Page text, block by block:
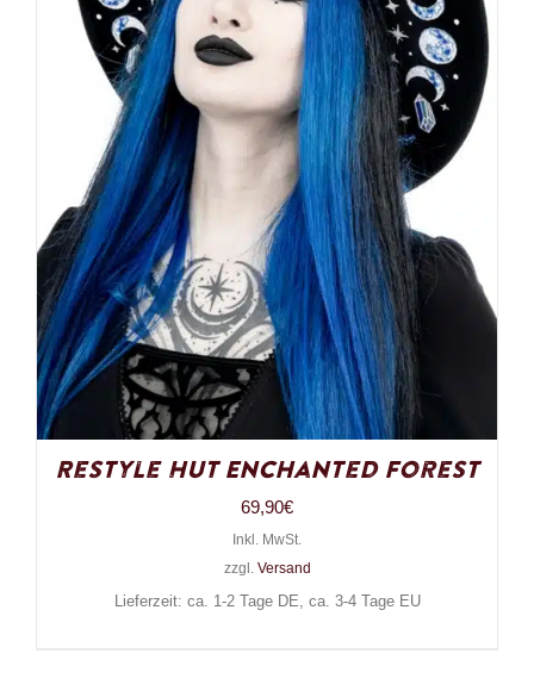
Restyle Hut Enchanted Forest
69,90€
Inkl. MwSt.
zzgl. Versand
Lieferzeit: ca. 1-2 Tage DE, ca. 3-4 Tage EU